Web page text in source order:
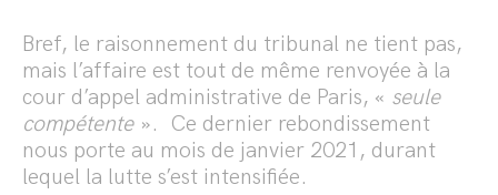
Bref, le raisonnement du tribunal ne tient pas,
mais l’affaire est tout de même renvoyée à la
cour d’appel administrative de Paris, « seule
compétente». Ce dernier rebondissement
nous porte au mois de janvier 2021, durant
lequel la lutte s’est intensifiée.